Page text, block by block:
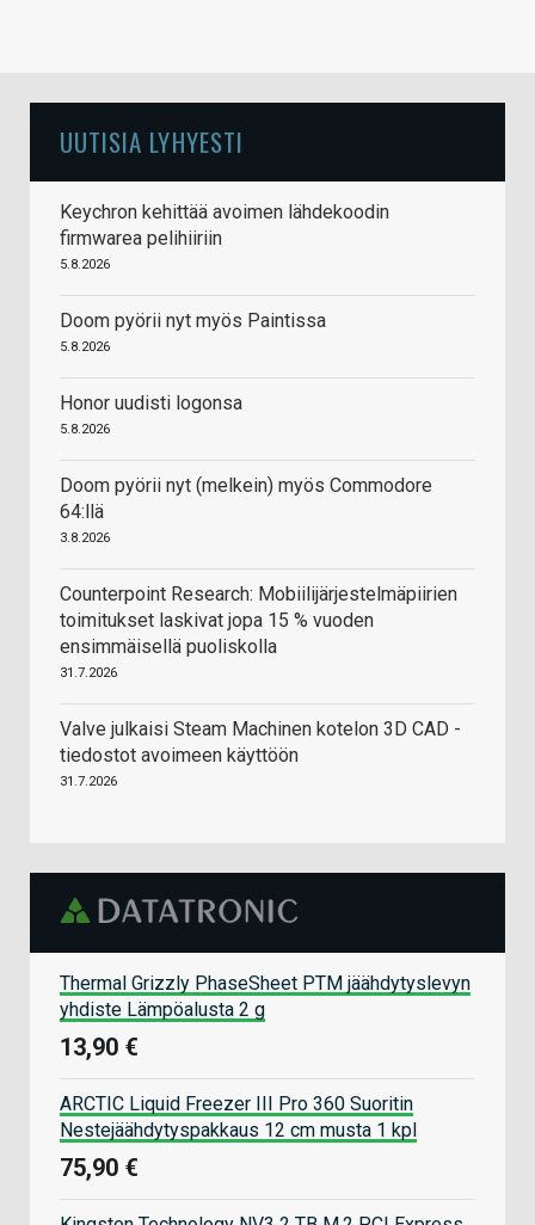
UUTISIA LYHYESTI
Keychron kehittää avoimen lähdekoodin
firmwarea pelihiiriin
5.8.2026
Doom pyörii nyt myös Paintissa
5.8.2026
Honor uudisti logonsa
5.8.2026
Doom pyörii nyt (melkein) myös Commodore
64:llä
3.8.2026
Counterpoint Research: Mobiilijärjestelmäpiirien
toimitukset laskivat jopa 15 % vuoden
ensimmäisellä puoliskolla
31.7.2026
Valve julkaisi Steam Machinen kotelon 3D CAD -
tiedostot avoimeen käyttöön
31.7.2026
Thermal Grizzly PhaseSheet PTM jäähdytyslevyn
yhdiste Lämpöalusta 2 g
13,90 €
ARCTIC Liquid Freezer III Pro 360 Suoritin
Nestejäähdytyspakkaus 12 cm musta 1 kpl
75,90 €